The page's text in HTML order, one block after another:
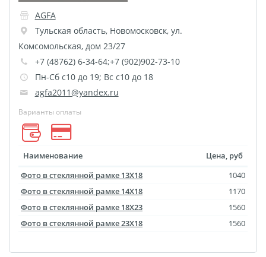
Напольная графика
Широкоформатное
ламинирование
Изготовление баннеров
Оформление картин
Накатка Фото на ХДФ
Фото в алюминиевом
Фоторама с магнитами
Холст на ДВП
Латексная печать
AGFA
Тульская область, Новомосковск, ул.
Комсомольская, дом 23/27
+7 (48762) 6-34-64;+7 (902)902-73-10
Пн-Сб с10 до 19; Вс с10 до 18
agfa2011@yandex.ru
Варианты оплаты
Наименование
Цена, руб
Фото в стеклянной рамке 13Х18
1040
Фото в стеклянной рамке 14Х18
1170
Фото в стеклянной рамке 18Х23
1560
Фото в стеклянной рамке 23Х18
1560